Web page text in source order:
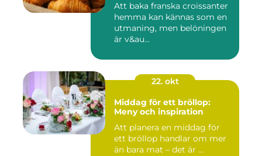
Att baka franska croissanter
hemma kan kännas som en
utmaning, men belöningen
är v&au...
22. okt
Middag för ett bröllop:
Meny och inspiration
Att planera en middag för
ett bröllop handlar om mer
än bara mat – det är ...